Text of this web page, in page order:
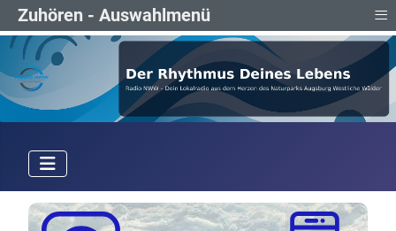
Zuhören - Auswahlmenü ≡